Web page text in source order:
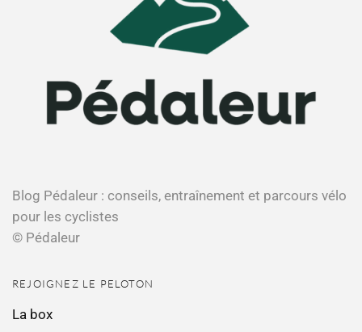
Blog Pédaleur : conseils, entraînement et parcours vélo
pour les cyclistes
© Pédaleur
REJOIGNEZ LE PELOTON
La box